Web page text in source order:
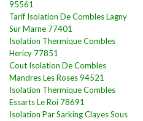
95561
Tarif Isolation De Combles Lagny
Sur Marne 77401
Isolation Thermique Combles
Hericy 77851
Cout Isolation De Combles
Mandres Les Roses 94521
Isolation Thermique Combles
Essarts Le Roi 78691
Isolation Par Sarking Clayes Sous